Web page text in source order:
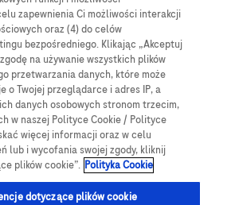
Care
zapewnienia Ci możliwości interakcji
oraz (4) do celów
bezpośredniego. Klikając „Akceptuj
na używanie wszystkich plików
przetwarzania danych, które może
o Twojej przeglądarce i adres IP, a
danych osobowych stronom trzecim,
w naszej Polityce Cookie / Polityce
więcej informacji oraz w celu
lub i wycofania swojej zgody, kliknij
plików cookie”. Polityka Cookie
dotyczące plików cookie